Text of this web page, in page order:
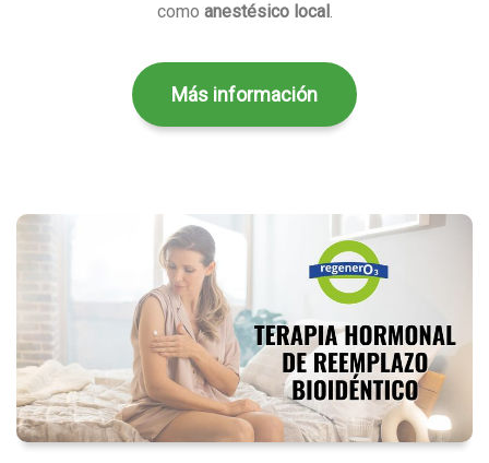
como anestésico local.
Más información